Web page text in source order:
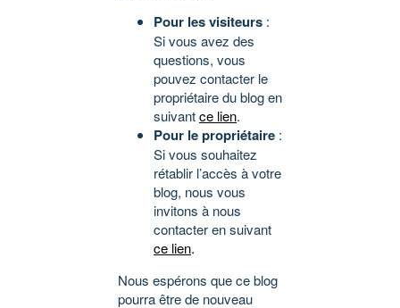
Pour les visiteurs :
Si vous avez des
questions, vous
pouvez contacter le
propriétaire du blog en
suivantce lien.
Pour le propriétaire :
Si vous souhaitez
rétablir l’accès à votre
blog, nous vous
invitons à nous
contacter en suivant
ce lien.
Nous espérons que ce blog
pourra être de nouveau